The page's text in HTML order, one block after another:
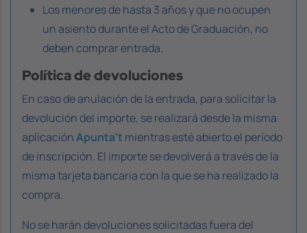
Los menores de hasta 3 años y que no ocupen
un asiento durante el Acto de Graduación, no
deben comprar entrada.
Política de devoluciones
En caso de anulación de la entrada, para solicitar la
devolución del importe, se realizará desde la misma
aplicaciónApunta't mientras esté abierto el período
de inscripción. El importe se devolverá a través de la
misma tarjeta bancaria con la que se ha realizado la
compra.
No se harán devoluciones solicitadas fuera del